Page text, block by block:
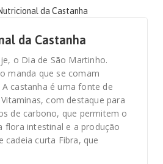
da Castanha
o Dia de São Martinho.
manda que se comam
A castanha é uma fonte de
com destaque para
de carbono, que permitem o
flora intestinal e a produção
cadeia curta Fibra, que